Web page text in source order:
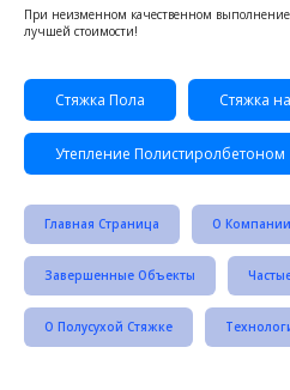
При неизменном качественном выполнение
лучшей стоимости!
Стяжка Пола Стяжка
Утепление Полистиролбетоном
Главная Страница О Компании
Завершенные Объекты
О Полусухой Стяжке